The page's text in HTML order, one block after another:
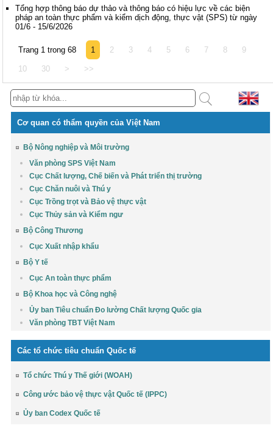
Tổng hợp thông báo dự thảo và thông báo có hiệu lực về các biện
pháp an toàn thực phẩm và kiểm dịch động, thực vật (SPS) từ ngày
01/6 - 15/6/2026
Trang 1 trong 68 1 2 3 4 5 6 7 8 9
10 30 > >>
Cơ quan có thẩm quyền của Việt Nam
Bộ Nông nghiệp và Môi trường
Văn phòng SPS Việt Nam
Cục Chất lượng, Chế biến và Phát triển thị trường
Cục Chăn nuôi và Thú y
Cục Trồng trọt và Bảo vệ thực vật
Cục Thủy sản và Kiểm ngư
Bộ Công Thương
Cục Xuất nhập khẩu
Bộ Y tế
Cục An toàn thực phẩm
Bộ Khoa học và Công nghệ
Ủy ban Tiêu chuẩn Đo lường Chất lượng Quốc gia
Văn phòng TBT Việt Nam
Các tổ chức tiêu chuẩn Quốc tế
Tổ chức Thú y Thế giới (WOAH)
Công ước bảo vệ thực vật Quốc tế (IPPC)
Ủy ban Codex Quốc tế